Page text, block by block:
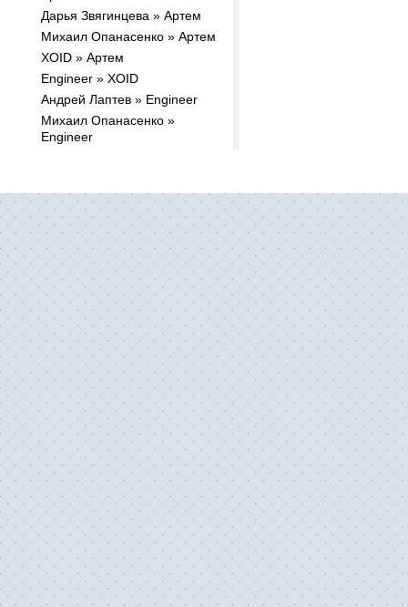
Дарья Звягинцева » Артем
Михаил Опанасенко » Артем
XOID » Артем
Engineer » XOID
Андрей Лаптев » Engineer
Михаил Опанасенко »
Engineer